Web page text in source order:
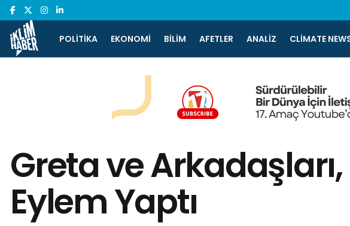
POLITIKA EKONOMI BILIM AFETLER ANALIZ CLIMATE
Greta ve
Eylem Yaptı